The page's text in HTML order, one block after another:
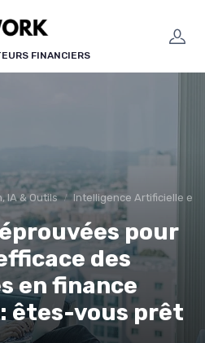
FINANCIERS
IA & Outils Intelligence Artificielle en
pour
des
en finance
êtes-vous prêt